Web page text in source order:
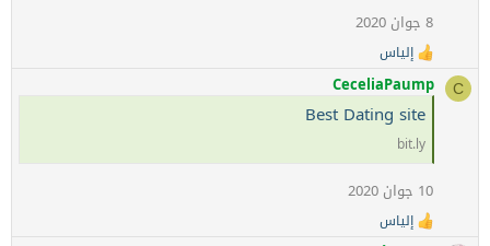
:
8 جوان 2020
ا
ل
ت
ل
ا
ت
:
إلياس
C
CeceliaPaump
Best Dating site
bit.ly
10 جوان 2020
ا إلياس